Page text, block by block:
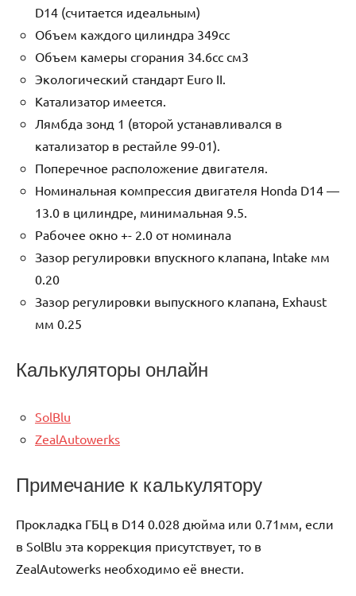
D14 (считается идеальным)
Объем каждого цилиндра 349cc
Объем камеры сгорания 34.6cc см3
Экологический стандарт Euro II.
Катализатор имеется.
Лямбда зонд 1 (второй устанавливался в
катализатор в рестайле 99-01).
Поперечное расположение двигателя.
Номинальная компрессия двигателя Honda D14 —
13.0 в цилиндре, минимальная 9.5.
Рабочее окно +- 2.0 от номинала
Зазор регулировки впускного клапана, Intake мм
0.20
Зазор регулировки выпускного клапана, Exhaust
мм 0.25
Калькуляторы онлайн
SolBlu
ZealAutowerks
Примечание к калькулятору
Прокладка ГБЦ в D14 0.028 дюйма или 0.71мм, если
в SolBlu эта коррекция присутствует, то в
ZealAutowerks необходимо её внести.